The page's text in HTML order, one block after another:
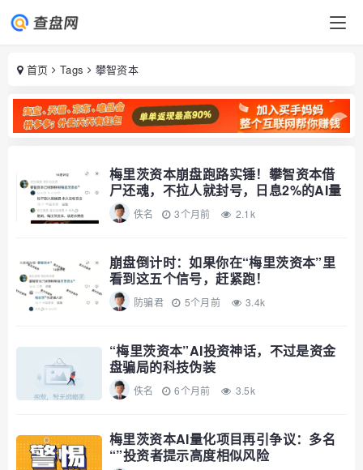
首页 Tags 攀智资本
梅里茨资本崩盘跑路实锤！攀智资本借
尸还魂，不拉人就封号，日息2%的AI量
化
佚名 3个月前 2.1k
崩盘倒计时：如果你在“梅里茨资本”里
看到这五个信号，赶紧跑！
防骗君 5个月前 3.4k
“梅里茨资本”AI投资神话，不过是资金
盘骗局的科技伪装
佚名 6个月前 3.5k
梅里茨资本AI量化项目再引争议：多名
“”投资者提示高度相似风险